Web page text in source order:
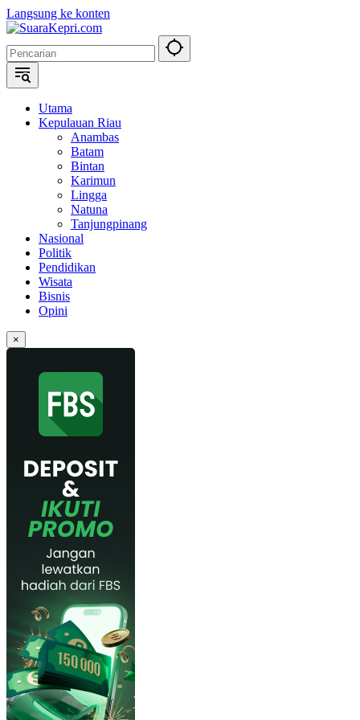
Langsung ke konten
Utama
Kepulauan Riau
Anambas
Batam
Bintan
Karimun
Lingga
Natuna
Tanjungpinang
Nasional
Politik
Pendidikan
Wisata
Bisnis
Opini
×